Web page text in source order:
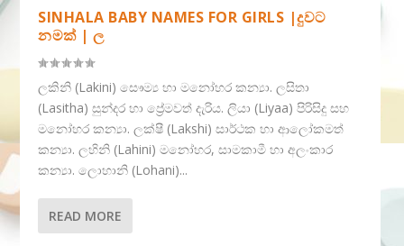
SINHALA BABY NAMES FOR GIRLS |දුවට
නමක් | ල
ලකිනි (Lakini) සෞම්‍ය හා මනෝහර කන්‍යා. ලසිතා
(Lasitha) සුන්දර හා ප්‍රේමවත් දැරිය. ලියා (Liyaa) පිරිසිදු සහ
මනෝහර කන්‍යා. ලක්ෂී (Lakshi) සාර්ථක හා ආලෝකමත්
කන්‍යා. ලහිනි (Lahini) මනෝහර, සාමකාමී හා අලංකාර
කන්‍යා. ලොහානි (Lohani)...
READ MORE